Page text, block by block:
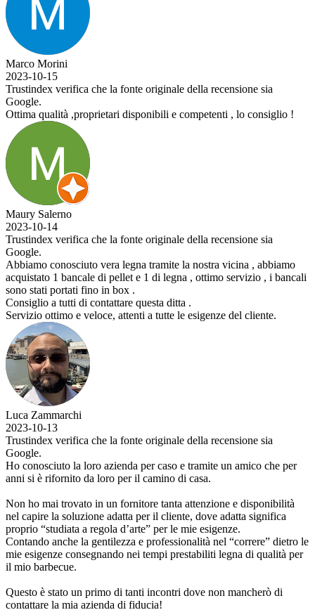
Marco Morini
2023-10-15
Trustindex verifica che la fonte originale della recensione sia
Google.
Ottima qualità ,proprietari disponibili e competenti , lo consiglio !
Maury Salerno
2023-10-14
Trustindex verifica che la fonte originale della recensione sia
Google.
Abbiamo conosciuto vera legna tramite la nostra vicina , abbiamo
acquistato 1 bancale di pellet e 1 di legna , ottimo servizio , i bancali
sono stati portati fino in box .
Consiglio a tutti di contattare questa ditta .
Servizio ottimo e veloce, attenti a tutte le esigenze del cliente.
Luca Zammarchi
2023-10-13
Trustindex verifica che la fonte originale della recensione sia
Google.
Ho conosciuto la loro azienda per caso e tramite un amico che per
anni si è rifornito da loro per il camino di casa.
Non ho mai trovato in un fornitore tanta attenzione e disponibilità
nel capire la soluzione adatta per il cliente, dove adatta significa
proprio “studiata a regola d’arte” per le mie esigenze.
Contando anche la gentilezza e professionalità nel “correre” dietro le
mie esigenze consegnando nei tempi prestabiliti legna di qualità per
il mio barbecue.
Questo è stato un primo di tanti incontri dove non mancherò di
contattare la mia azienda di fiducia!